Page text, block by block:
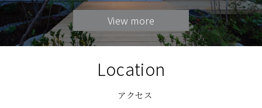
View more
Location
アクセス